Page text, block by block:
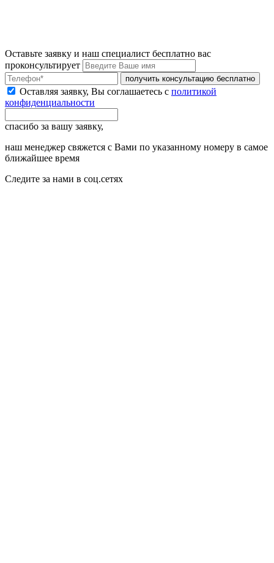
Оставьте заявку и наш специалист бесплатно вас
проконсультирует
получить консультацию бесплатно
Оставляя заявку, Вы соглашаетесь с политикой
конфиденциальности
спасибо за вашу заявку,
наш менеджер свяжется с Вами по указанному номеру в самое
ближайшее время
Следите за нами в соц.сетях